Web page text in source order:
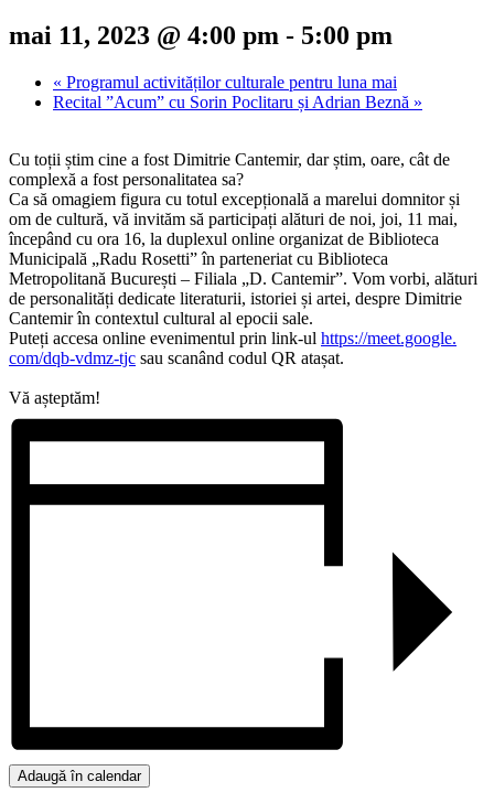
mai 11, 2023 @ 4:00 pm - 5:00 pm
« Programul activităților culturale pentru luna mai
Recital ”Acum” cu Sorin Poclitaru și Adrian Beznă »
Cu toții știm cine a fost Dimitrie Cantemir, dar știm, oare, cât de
complexă a fost personalitatea sa?
Ca să omagiem figura cu totul excepțională a marelui domnitor și
om de cultură, vă invităm să participați alături de noi, joi, 11 mai,
începând cu ora 16, la duplexul online organizat de Biblioteca
Municipală „Radu Rosetti” în parteneriat cu Biblioteca
Metropolitană București – Filiala „D. Cantemir”. Vom vorbi, alături
de personalități dedicate literaturii, istoriei și artei, despre Dimitrie
Cantemir în contextul cultural al epocii sale.
Puteți accesa online evenimentul prin link-ul https://meet.google.
com/dqb-vdmz-tjc sau scanând codul QR atașat.
Vă așteptăm!
Adaugă în calendar